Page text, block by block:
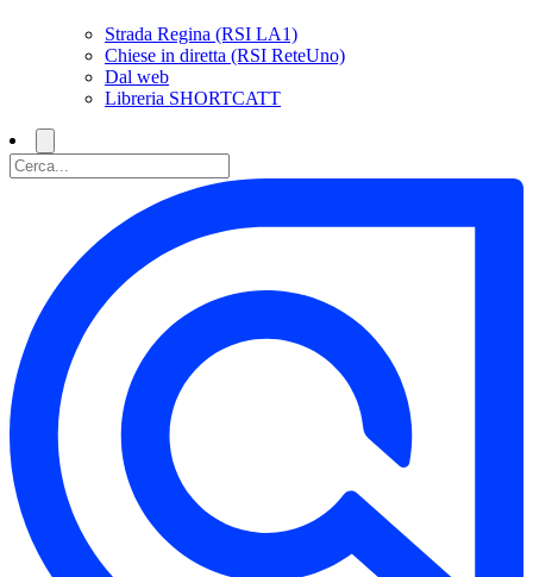
Strada Regina (RSI LA1)
Chiese in diretta (RSI ReteUno)
Dal web
Libreria SHORTCATT